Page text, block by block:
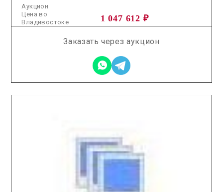
Аукцион
1 047 612 ₽
Цена во
Владивостоке
Заказать через аукцион